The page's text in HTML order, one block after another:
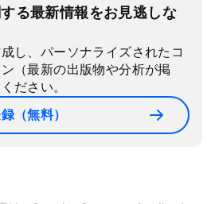
る最新情報をお見逃しな
し、パーソナライズされたコ
（最新の出版物や分析が掲
ださい。
（無料）